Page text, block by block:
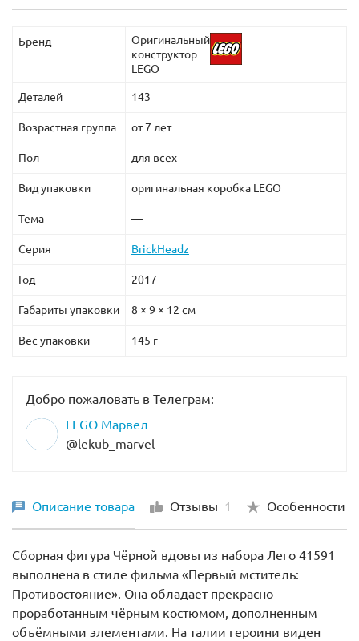
Бренд
Оригинальный
конструктор
LEGO
Деталей 143
Возрастная группа от 7 лет
Пол для всех
Вид упаковки оригинальная коробка LEGO
Тема —
Серия BrickHeadz
Год 2017
Габариты упаковки 8 × 9 × 12 см
Вес упаковки 145 г
Добро пожаловать в Телеграм:
LEGO Марвел
@lekub_marvel
Описание товара Отзывы 1 Особенности
Сборная фигура Чёрной вдовы из набора Лего 41591
выполнена в стиле фильма «Первый мститель:
Противостояние». Она обладает прекрасно
проработанным чёрным костюмом, дополненным
объёмными элементами. На талии героини виден